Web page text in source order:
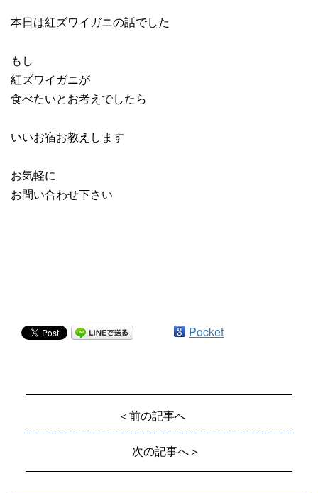
本日は紅ズワイガニの話でした
もし
紅ズワイガニが
食べたいとお考えでしたら
いいお宿お教えします
お気軽に
お問い合わせ下さい
Pocket
＜前の記事へ
次の記事へ＞